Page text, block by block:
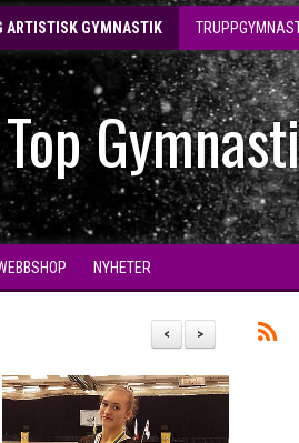
ARTISTISK GYMNASTIK
NYHETER
>
<